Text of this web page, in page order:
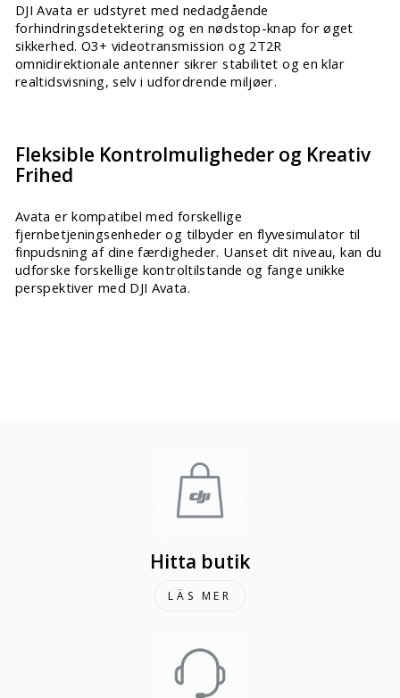
DJI Avata er udstyret med nedadgående
forhindringsdetektering og en nødstop-knap for øget
sikkerhed. O3+ videotransmission og 2T2R
omnidirektionale antenner sikrer stabilitet og en klar
realtidsvisning, selv i udfordrende miljøer.
Fleksible Kontrolmuligheder og Kreativ
Frihed
Avata er kompatibel med forskellige
fjernbetjeningsenheder og tilbyder en flyvesimulator til
finpudsning af dine færdigheder. Uanset dit niveau, kan du
udforske forskellige kontroltilstande og fange unikke
perspektiver med DJI Avata.
Hitta butik
LÄS MER